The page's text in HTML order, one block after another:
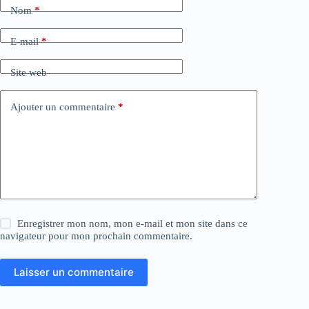
Nom*
E-mail*
Site web
Ajouter un commentaire *
Enregistrer mon nom, mon e-mail et mon site dans ce
navigateur pour mon prochain commentaire.
Laisser un commentaire
r
n
v
e